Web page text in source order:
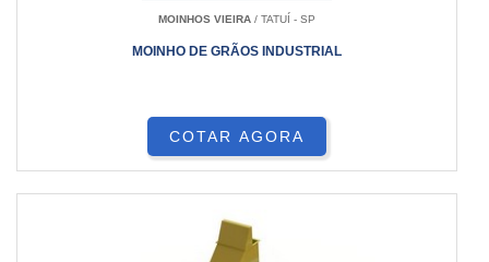
MOINHOS VIEIRA / TATUÍ - SP
MOINHO DE GRÃOS INDUSTRIAL
COTAR AGORA